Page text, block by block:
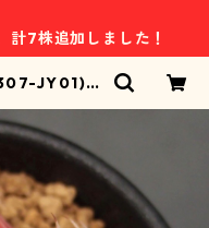
計7株追加しました！
JY01)：